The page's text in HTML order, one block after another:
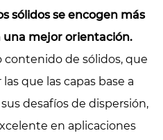
sólidos se encogen más
mejor orientación.
contenido de sólidos, que
que las capas base a
desafíos de dispersión,
en aplicaciones